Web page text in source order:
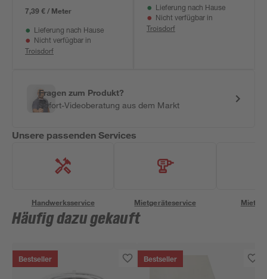
7,39 € / Meter
Lieferung nach Hause
Nicht verfügbar in
Troisdorf
Lieferung nach Hause
Nicht verfügbar in
Troisdorf
Fragen zum Produkt?
Sofort-Videoberatung aus dem Markt
Unsere passenden Services
Handwerksservice Mietgeräteservice
Häufig dazu gekauft
Bestseller Bestseller